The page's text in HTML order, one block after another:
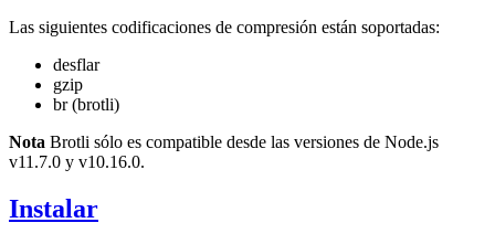
Las siguientes codificaciones de compresión están soportadas:
desflar
gzip
br (brotli)
Nota Brotli sólo es compatible desde las versiones de Node.js
v11.7.0 y v10.16.0.
Instalar